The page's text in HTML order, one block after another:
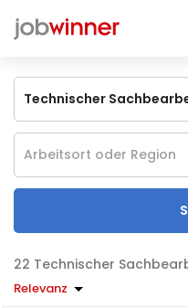
Technischer
Relevanz